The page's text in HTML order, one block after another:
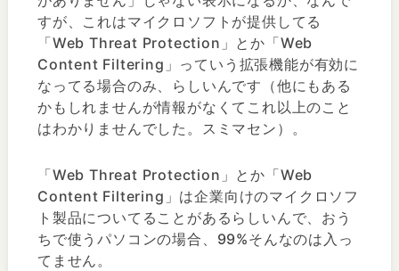
すが、これはマイクロソフトが提供してる
「Web Threat Protection」とか「Web
Content Filtering」っていう拡張機能が有効に
なってる場合のみ、らしいんです（他にもある
かもしれませんが情報がなくてこれ以上のこと
はわかりませんでした。スミマセン）。
「Web Threat Protection」とか「Web
Content Filtering」は企業向けのマイクロソフ
ト製品についてることがあるらしいんで、おう
ちで使うパソコンの場合、99%そんなのは入っ
てません。